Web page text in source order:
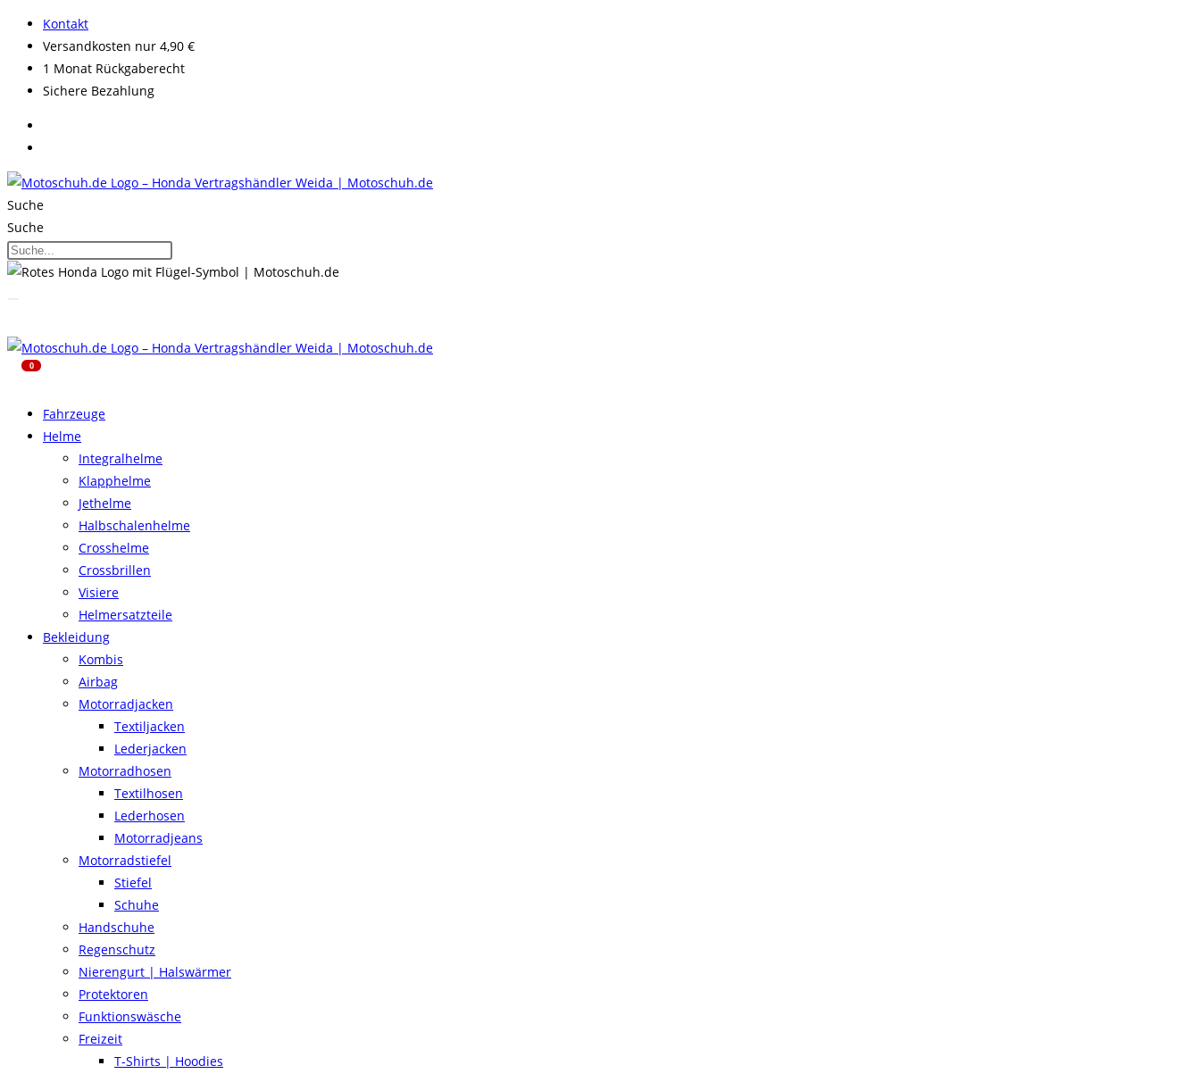
Zum
Inhalt
springen
Kontakt
Versandkosten nur 4,90 €
1 Monat Rückgaberecht
Sichere Bezahlung
Suche
Suche
0
Fahrzeuge
Helme
Integralhelme
Klapphelme
Jethelme
Halbschalenhelme
Crosshelme
Crossbrillen
Visiere
Helmersatzteile
Bekleidung
Kombis
Airbag
Motorradjacken
Textiljacken
Lederjacken
Motorradhosen
Textilhosen
Lederhosen
Motorradjeans
Motorradstiefel
Stiefel
Schuhe
Handschuhe
Regenschutz
Nierengurt | Halswärmer
Protektoren
Funktionswäsche
Freizeit
T-Shirts | Hoodies